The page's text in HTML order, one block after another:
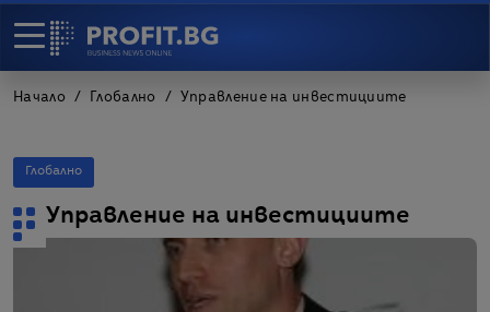
Начало Глобално Управление на инвестициите
Глобално
Управление на инвестициите